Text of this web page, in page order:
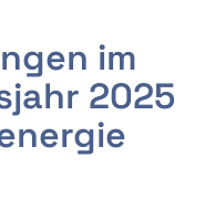
im
2025